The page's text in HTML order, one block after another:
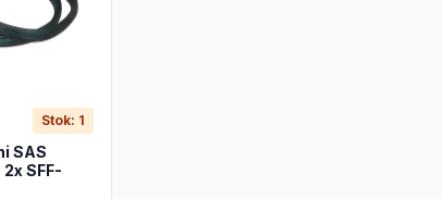
Stok: 1
SAS
SFF-